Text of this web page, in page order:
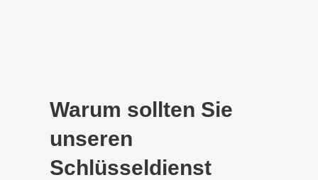
Warum sollten Sie
unseren
Schlüsseldienst